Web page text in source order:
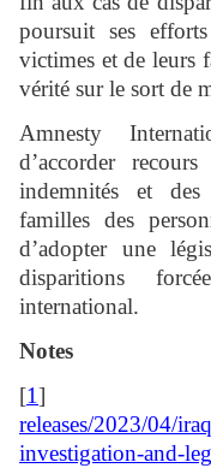
poursuit ses
victimes et de leurs
vérité sur le sort de
Amnesty
d’accorder
indemnités et des
familles des
d’adopter une
disparitions
international.
Notes
[1
releases/2023/04/
investigation-and-